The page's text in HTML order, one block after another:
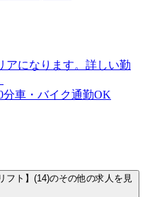
になります。詳しい勤
車・バイク通勤OK
フト】(14)のその他の求人を見